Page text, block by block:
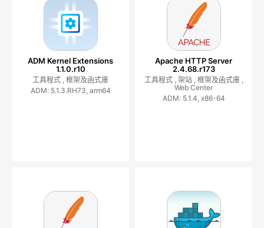
ADM Kernel Extensions
1.1.0.r10
工具程式 , 框架及函式庫
ADM: 5.1.3.RH73, arm64
Apache HTTP Server
2.4.68.r173
工具程式 , 架站 , 框架及函式庫 ,
Web Center
ADM: 5.1.4, x86-64